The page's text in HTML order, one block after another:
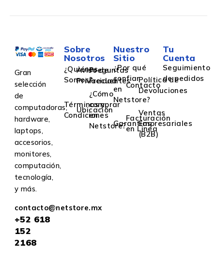
Gran
selección
de
computadoras,
hardware,
laptops,
accesorios,
monitores,
computación,
tecnología,
y más.
contacto@netstore.mx
+52 618
152
2168
Sobre
Nosotros
¿Quiénes
Somos?
Aviso de
Privacidad
Preguntas
Frecuentes
Términos y
Condiciones
Ubicación
¿Cómo
comprar
en
Netstore?
Nuestro
Sitio
¿Por qué
confiar
en
Netstore?
Contacto
Política de
Devoluciones
Garantías
Facturación
en Linea
Ventas
Empresariales
(B2B)
Tu
Cuenta
Seguimiento
de pedidos